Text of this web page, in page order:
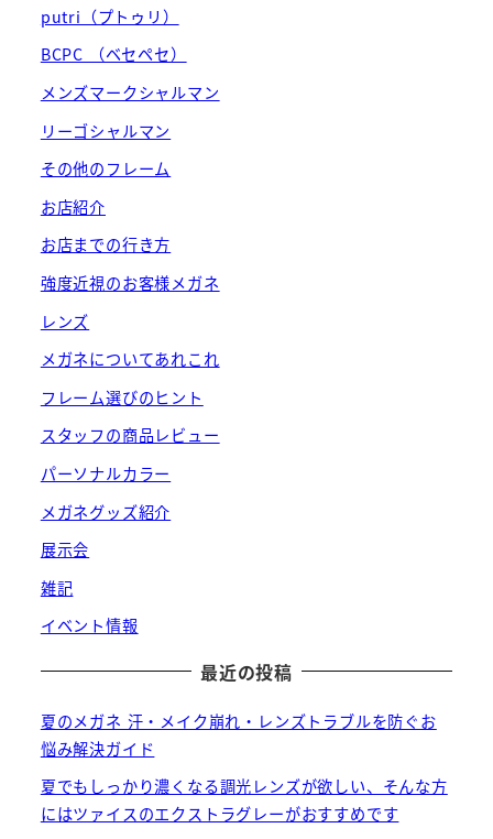
putri（プトゥリ）
BCPC （ベセペセ）
メンズマークシャルマン
リーゴシャルマン
その他のフレーム
お店紹介
お店までの行き方
強度近視のお客様メガネ
レンズ
メガネについてあれこれ
フレーム選びのヒント
スタッフの商品レビュー
パーソナルカラー
メガネグッズ紹介
展示会
雑記
イベント情報
最近の投稿
夏のメガネ 汗・メイク崩れ・レンズトラブルを防ぐお
悩み解決ガイド
夏でもしっかり濃くなる調光レンズが欲しい、そんな方
にはツァイスのエクストラグレーがおすすめです